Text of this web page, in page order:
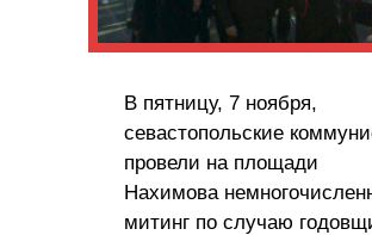
В пятницу, 7 ноября,
севастопольские
провели на площади
Нахимова
митинг по случаю